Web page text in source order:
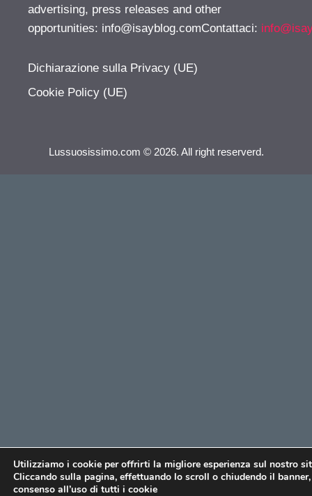
advertising, press releases and other
opportunities: info@isayblog.comContattaci:
Dichiarazione sulla Privacy (UE)
Cookie Policy (UE)
Lussuosissimo.com © 2026. All right reserverd.
Utilizziamo i cookie per offrirti la migliore esperienza sul nostro
Cliccando sulla pagina, effettuando lo scroll o chiudendo il
consenso all’uso di tutti i cookie